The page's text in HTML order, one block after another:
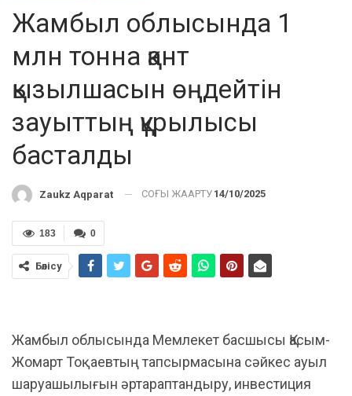
Жамбыл облысында 1
млн тонна қант
қызылшасын өңдейтін
зауыттың құрылысы
басталды
Zaukz Aqparat СОҢҒЫ ЖАҢАРТУ 14/10/2025
0
183
Бөлісу
Жамбыл облысында Мемлекет басшысы Қасым-
Жомарт Тоқаевтың тапсырмасына сәйкес ауыл
шаруашылығын әртараптандыру, инвестиция